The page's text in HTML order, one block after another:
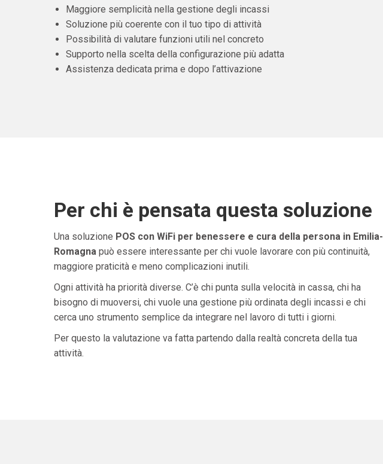
Maggiore semplicità nella gestione degli incassi
Soluzione più coerente con il tuo tipo di attività
Possibilità di valutare funzioni utili nel concreto
Supporto nella scelta della configurazione più adatta
Assistenza dedicata prima e dopo l’attivazione
Per chi è pensata questa soluzione
Una soluzione POS con WiFi per benessere e cura della persona in Emilia-
Romagnapuò essere interessante per chi vuole lavorare con più continuità,
maggiore praticità e meno complicazioni inutili.
Ogni attività ha priorità diverse. C’è chi punta sulla velocità in cassa, chi ha
bisogno di muoversi, chi vuole una gestione più ordinata degli incassi e chi
cerca uno strumento semplice da integrare nel lavoro di tutti i giorni.
Per questo la valutazione va fatta partendo dalla realtà concreta della tua
attività.